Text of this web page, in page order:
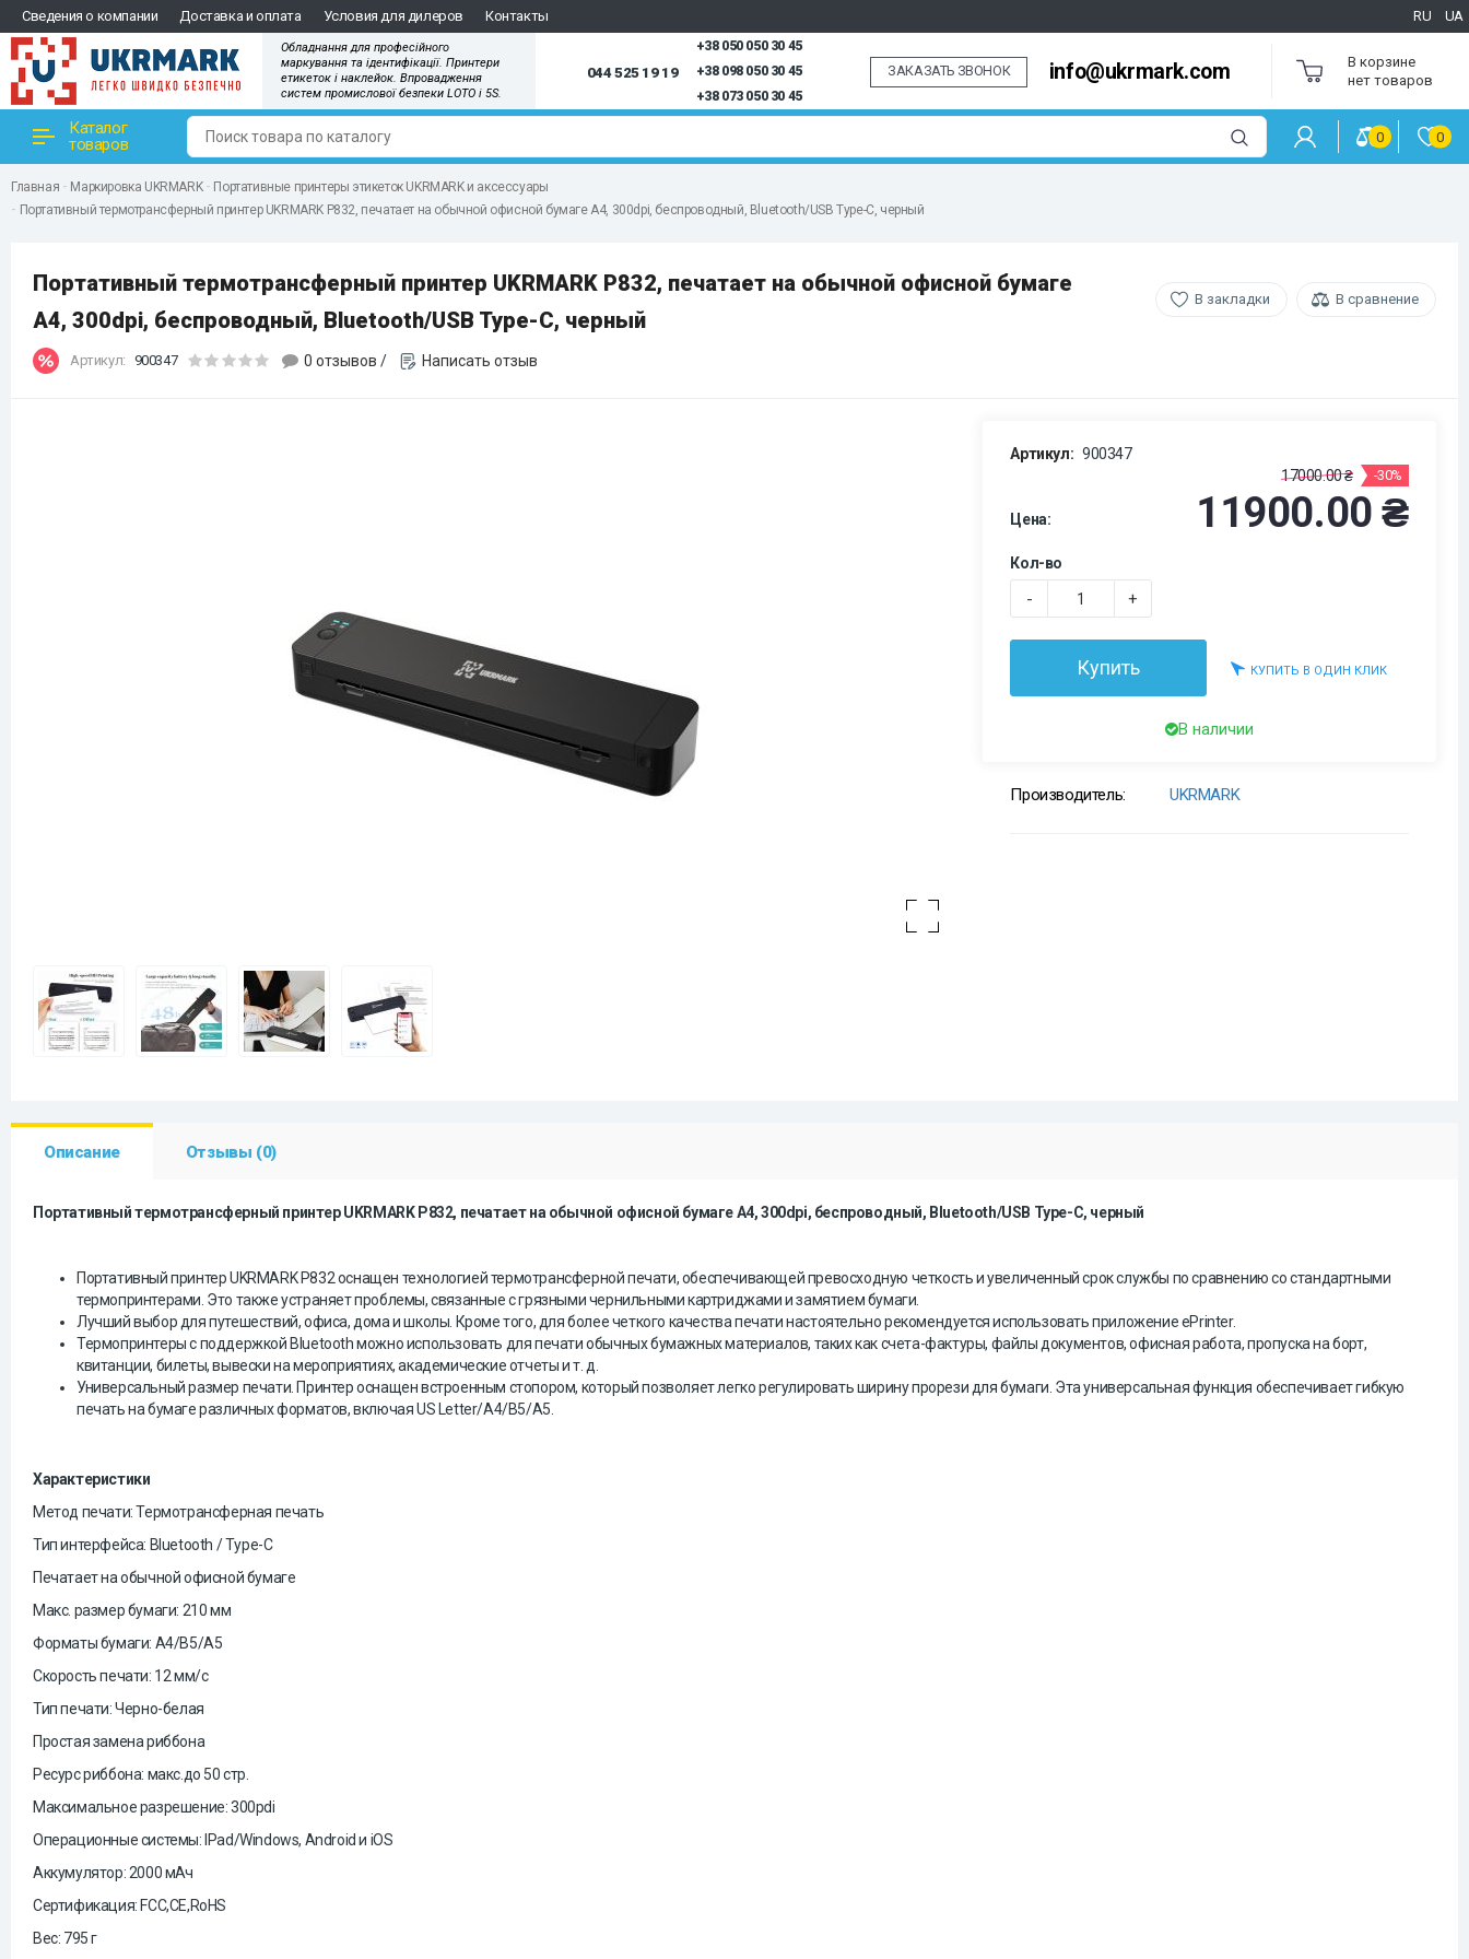
Сведения о компании Доставка и оплата Условия для дилеров Контакты RU UA
Обладнання для професійного
маркування та ідентифікації. Принтери
етикеток і наклейок. Впровадження
систем промислової безпеки LOTO і 5S.
044 525 19 19
+38 050 050 30 45
+38 098 050 30 45
+38 073 050 30 45
ЗАКАЗАТЬ ЗВОНОК info@ukrmark.com
В корзине
нет товаров
Каталог
товаров
0 0
Главная Маркировка UKRMARK
Портативные принтеры этикеток UKRMARK и аксессуары
Портативный термотрансферный принтер UKRMARK P832, печатает на обычной офисной бумаге А4, 300dpi, беспроводный, Bluetooth/USB Type-C, черный
Портативный термотрансферный принтер UKRMARK P832, печатает на обычной офисной бумаге
А4, 300dpi, беспроводный, Bluetooth/USB Type-C, черный
Артикул: 900347 0 отзывов / Написать отзыв
В закладки В сравнение
Артикул: 900347
Цена:
17000.00 ₴ -30%
11900.00 ₴
Кол-во
- +
Купить КУПИТЬ В ОДИН КЛИК
В наличии
Производитель: UKRMARK
Описание Отзывы (0)
Портативный термотрансферный принтер UKRMARK P832, печатает на обычной офисной бумаге А4, 300dpi, беспроводный, Bluetooth/USB Type-C, черный
Портативный принтер UKRMARK P832 оснащен технологией термотрансферной печати, обеспечивающей превосходную четкость и увеличенный срок службы по сравнению со стандартными
термопринтерами. Это также устраняет проблемы, связанные с грязными чернильными картриджами и замятием бумаги.
Лучший выбор для путешествий, офиса, дома и школы. Кроме того, для более четкого качества печати настоятельно рекомендуется использовать приложение ePrinter.
Термопринтеры с поддержкой Bluetooth можно использовать для печати обычных бумажных материалов, таких как счета-фактуры, файлы документов, офисная работа, пропуска на борт,
квитанции, билеты, вывески на мероприятиях, академические отчеты и т. д.
Универсальный размер печати. Принтер оснащен встроенным стопором, который позволяет легко регулировать ширину прорези для бумаги. Эта универсальная функция обеспечивает гибкую
печать на бумаге различных форматов, включая US Letter/A4/B5/A5.
Характеристики
Метод печати: Термотрансферная печать
Тип интерфейса: Bluetooth / Type-C
Печатает на обычной офисной бумаге
Макс. размер бумаги: 210 мм
Форматы бумаги: A4/B5/A5
Скорость печати: 12 мм/с
Тип печати: Черно-белая
Простая замена риббона
Ресурс риббона: макс.до 50 стр.
Максимальное разрешение: 300pdi
Операционные системы: IPad/Windows, Android и iOS
Аккумулятор: 2000 мАч
Сертификация: FCC,CE,RoHS
Вес: 795 г